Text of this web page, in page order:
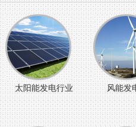
太阳能发电行业 风能发